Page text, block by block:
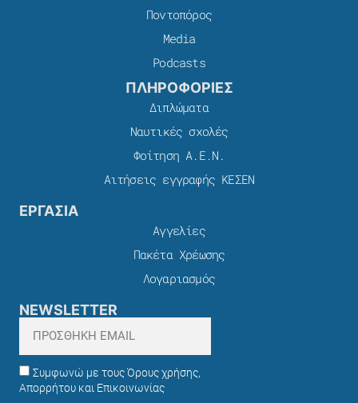
Ποντοπόρος
Media
Podcasts
ΠΛΗΡΟΦΟΡΙΕΣ
Διπλώματα
Ναυτικές σχολές
Φοίτηση Α.Ε.Ν.
Αιτήσεις εγγραφής ΚΕΣΕΝ
ΕΡΓΑΣΙΑ
Αγγελίες
Πακέτα Χρέωσης​
Λογαριασμός
NEWSLETTER
Συμφωνώ με τους Όρους χρήσης,
Απορρήτου και Επικοινωνίας